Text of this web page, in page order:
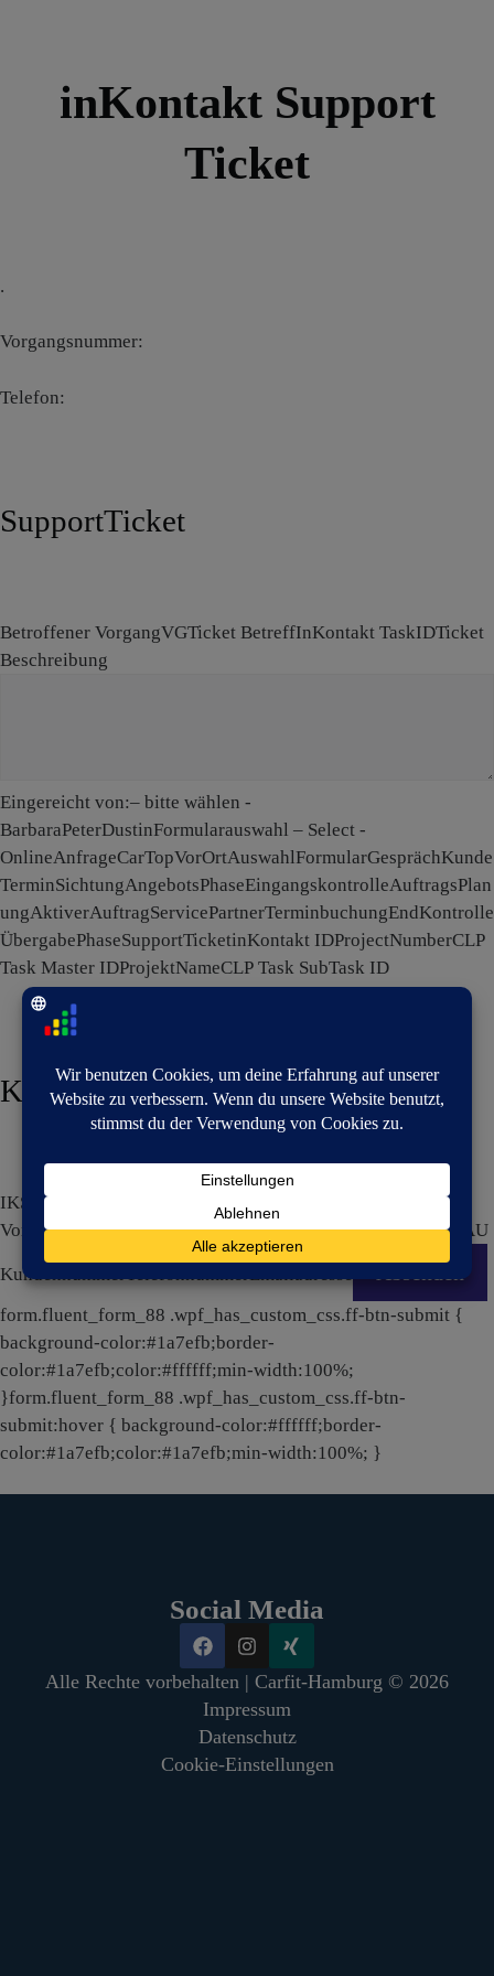
inKontakt Support
Ticket
.
Vorgangsnummer:
Telefon:
SupportTicket
Betroffener VorgangVGTicket BetreffInKontakt TaskIDTicket
Beschreibung
Eingereicht von:– bitte wählen -
BarbaraPeterDustinFormularauswahl – Select -
OnlineAnfrageCarTopVorOrtAuswahlFormularGesprächKunde
TerminSichtungAngebotsPhaseEingangskontrolleAuftragsPlan
ungAktiverAuftragServicePartnerTerminbuchungEndKontrolle
ÜbergabePhaseSupportTicketinKontakt IDProjectNumberCLP
Task Master IDProjektNameCLP Task SubTask ID
Kundendaten
IKS
VorgangsnummerVGAngebotsnummerANAuftragsnummer AU
Kundennummer
form.fluent_form_88 .wpf_has_custom_css.ff-btn-submit {
background-color:#1a7efb;border-
color:#1a7efb;color:#ffffff;min-width:100%;
}form.fluent_form_88 .wpf_has_custom_css.ff-btn-
submit:hover { background-color:#ffffff;border-
color:#1a7efb;color:#1a7efb;min-width:100%; }
Social Media
Alle Rechte vorbehalten | Carfit-Hamburg © 2026
Impressum
Datenschutz
Cookie-Einstellungen